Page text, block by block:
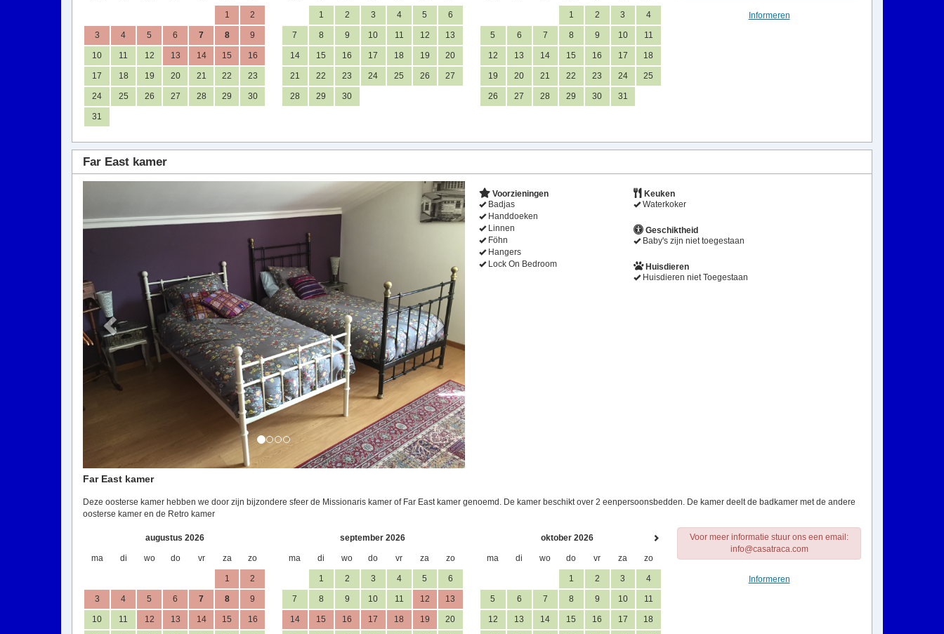
1 2
3 4 5 6 7 8 9
10 11 12 13 14 15 16
17 18 19 20 21 22 23
24 25 26 27 28 29 30
31
1 2 3 4 5 6
7 8 9 10 11 12 13
14 15 16 17 18 19 20
21 22 23 24 25 26 27
28 29 30
1 2 3 4
5 6 7 8 9 10 11
12 13 14 15 16 17 18
19 20 21 22 23 24 25
26 27 28 29 30 31
Informeren
Far East kamer
Next
Voorzieningen
Badjas
Handdoeken
Linnen
Föhn
Hangers
Lock On Bedroom
Keuken
Waterkoker
Geschiktheid
Baby's zijn niet toegestaan
Huisdieren
Huisdieren niet Toegestaan
Far East kamer
Deze oosterse kamer hebben we door zijn bijzondere sfeer de Missionaris kamer of Far East kamer genoemd. De kamer beschikt over 2 eenpersoonsbedden. De kamer deelt de badkamer met de andere
oosterse kamer en de Retro kamer
augustus 2026
ma di wo do vr za zo
1 2
3 4 5 6 7 8 9
10 11 12 13 14 15 16
september 2026
ma di wo do vr za zo
1 2 3 4 5 6
7 8 9 10 11 12 13
14 15 16 17 18 19 20
oktober 2026
ma di wo do vr za zo
1 2 3 4
5 6 7 8 9 10 11
12 13 14 15 16 17 18
Voor meer informatie stuur ons een email:
info@casatraca.com
Informeren